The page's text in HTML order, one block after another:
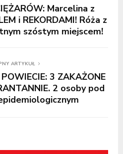
Marcelina z
i REKORDAMI! Róża z
szóstym miejscem!
ARTYKUŁ
3 ZAKAŻONE
2 osoby pod